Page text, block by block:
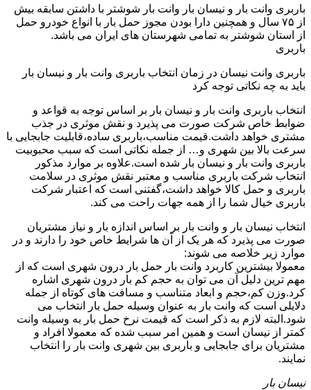
باربری وانت بار و نیسان بار وانت بار شوشتر با داشتن سابقه بیش
از ۷۵ سال و همچنین دارا بودن مجوز حمل بار با انواع خودرو حمل
از استان شوشتر به تمامی شهرستان های ایران می باشد.
باربری
باربری وانت نیسان در زمان انتخاب باربری وانت بار و نیسان بار
باید به چه نکاتی توجه کرد
انتخاب باربری وانت بار و نیسان بار بر اساس توجه به قواعد و
ضوابط خاص شرکت صورت می پذیرد و نقش موثری در جذب
مشتری خواهد داشت.قیمت مناسب،باربری ساده،قابلیت جابجایی با
سرعت بالا بین شهری و… از جمله نکاتی است که سبب محبوبیت
باربری وانت بار و نیسان بار شده است.علاوه بر موارد مذکور
انتخاب شرکت باربری مناسب و معتبر نقش موثری در سلامت
باربری و حمل کالا خواهد داشت،گفتنی است که اعتبار شرکت
باربری خیال شما را از همه جهات راحت می کند.
انتخاب نیسان بار و وانت بار بر اساس اندازه بار و نیاز مشتریان
صورت می پذیرد که هر یک از آن ها شرایط خاص خود را دارند و در
موارد زیر خلاصه می شوند:
معمولا بیشترین کاربرد وانت بار حمل بار درون شهری است که از
مهم ترین دلیل آن می توان به حجم کم بار درون شهری اشاره
کرد.وزن کم،حجم و ابعاد متناسب و مسافت های کوتاه از جمله
دلایلی است که وانت بار به عنوان وسیله حمل بار انتخاب می
شود.البته لازم به ذکر است که قیمت نرخ حمل بار به وسیله وانت
کمتر از نیسان است و همین امر سبب شده که معمولا افراد و
مشتریان برای جابجایی و باربری بین شهری وانت بار را انتخاب
نمایند.
نیسان بار